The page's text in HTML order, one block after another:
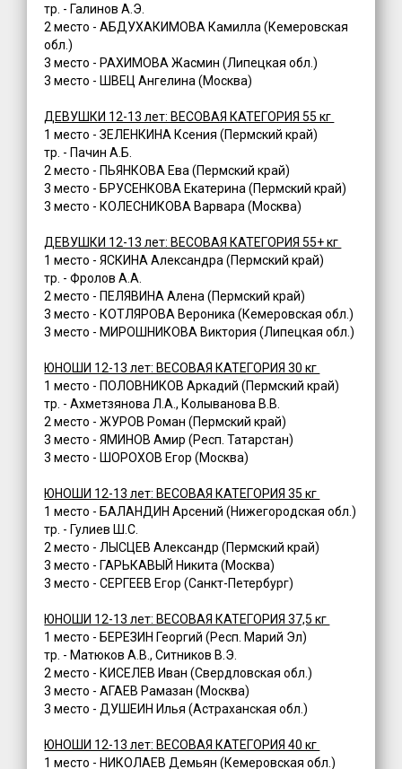
тр. - Галинов А.Э.
2 место - АБДУХАКИМОВА Камилла (Кемеровская
обл.)
3 место - РАХИМОВА Жасмин (Липецкая обл.)
3 место - ШВЕЦ Ангелина (Москва)
ДЕВУШКИ 12-13 лет: ВЕСОВАЯ КАТЕГОРИЯ 55 кг
1 место - ЗЕЛЕНКИНА Ксения (Пермский край)
тр. - Пачин А.Б.
2 место - ПЬЯНКОВА Ева (Пермский край)
3 место - БРУСЕНКОВА Екатерина (Пермский край)
3 место - КОЛЕСНИКОВА Варвара (Москва)
ДЕВУШКИ 12-13 лет: ВЕСОВАЯ КАТЕГОРИЯ 55+ кг
1 место - ЯСКИНА Александра (Пермский край)
тр. - Фролов А.А.
2 место - ПЕЛЯВИНА Алена (Пермский край)
3 место - КОТЛЯРОВА Вероника (Кемеровская обл.)
3 место - МИРОШНИКОВА Виктория (Липецкая обл.)
ЮНОШИ 12-13 лет: ВЕСОВАЯ КАТЕГОРИЯ 30 кг
1 место - ПОЛОВНИКОВ Аркадий (Пермский край)
тр. - Ахметзянова Л.А., Колыванова В.В.
2 место - ЖУРОВ Роман (Пермский край)
3 место - ЯМИНОВ Амир (Респ. Татарстан)
3 место - ШОРОХОВ Егор (Москва)
ЮНОШИ 12-13 лет: ВЕСОВАЯ КАТЕГОРИЯ 35 кг
1 место - БАЛАНДИН Арсений (Нижегородская обл.)
тр. - Гулиев Ш.С.
2 место - ЛЫСЦЕВ Александр (Пермский край)
3 место - ГАРЬКАВЫЙ Никита (Москва)
3 место - СЕРГЕЕВ Егор (Санкт-Петербург)
ЮНОШИ 12-13 лет: ВЕСОВАЯ КАТЕГОРИЯ 37,5 кг
1 место - БЕРЕЗИН Георгий (Респ. Марий Эл)
тр. - Матюков А.В., Ситников В.Э.
2 место - КИСЕЛЕВ Иван (Свердловская обл.)
3 место - АГАЕВ Рамазан (Москва)
3 место - ДУШЕИН Илья (Астраханская обл.)
ЮНОШИ 12-13 лет: ВЕСОВАЯ КАТЕГОРИЯ 40 кг
1 место - НИКОЛАЕВ Демьян (Кемеровская обл.)